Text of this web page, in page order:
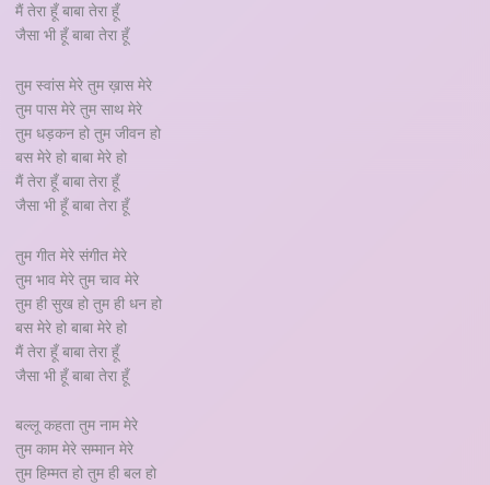
मैं तेरा हूँ बाबा तेरा हूँ
जैसा भी हूँ बाबा तेरा हूँ
तुम स्वांस मेरे तुम ख़ास मेरे
तुम पास मेरे तुम साथ मेरे
तुम धड़कन हो तुम जीवन हो
बस मेरे हो बाबा मेरे हो
मैं तेरा हूँ बाबा तेरा हूँ
जैसा भी हूँ बाबा तेरा हूँ
तुम गीत मेरे संगीत मेरे
तुम भाव मेरे तुम चाव मेरे
तुम ही सुख हो तुम ही धन हो
बस मेरे हो बाबा मेरे हो
मैं तेरा हूँ बाबा तेरा हूँ
जैसा भी हूँ बाबा तेरा हूँ
बल्लू कहता तुम नाम मेरे
तुम काम मेरे सम्मान मेरे
तुम हिम्मत हो तुम ही बल हो